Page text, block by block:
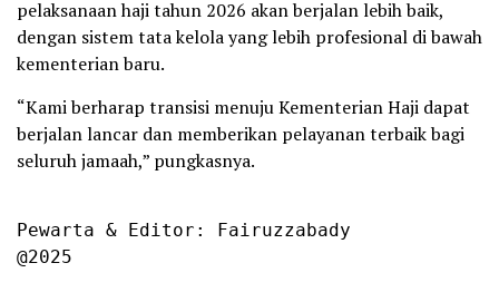
pelaksanaan haji tahun 2026 akan berjalan lebih baik,
dengan sistem tata kelola yang lebih profesional di bawah
kementerian baru.
“Kami berharap transisi menuju Kementerian Haji dapat
berjalan lancar dan memberikan pelayanan terbaik bagi
seluruh jamaah,” pungkasnya.
Pewarta & Editor: Fairuzzabady
@2025